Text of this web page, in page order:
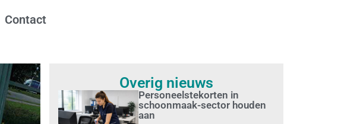
Contact
Overig nieuws
Personeelstekorten in
schoonmaak-sector houden
aan